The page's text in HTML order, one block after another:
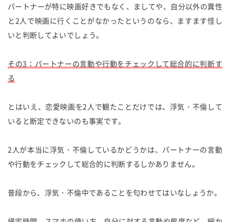
パートナーが特に映画好きでもなく、ましてや、自分以外の異性
と2人で映画に行くことがなかったというのなら、ますます怪し
いと判断してよいでしょう。
その3：パートナーの言動や行動をチェックして総合的に判断す
る
とはいえ、恋愛映画を2人で観たことだけでは、浮気・不倫して
いると断定できないのも事実です。
2人が本当に浮気・不倫しているかどうかは、パートナーの言動
や行動をチェックして総合的に判断するしかありません。
普段から、浮気・不倫中であることを匂わせてはいなしょうか。